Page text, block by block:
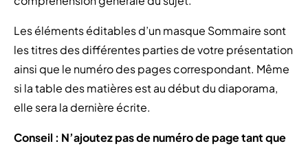
Les éléments éditables d’un masque Sommaire sont
les titres des différentes parties de votre présentation
ainsi que le numéro des pages correspondant. Même
si la table des matières est au début du diaporama,
elle sera la dernière écrite.
Conseil : N’ajoutez pas de numéro de page tant que